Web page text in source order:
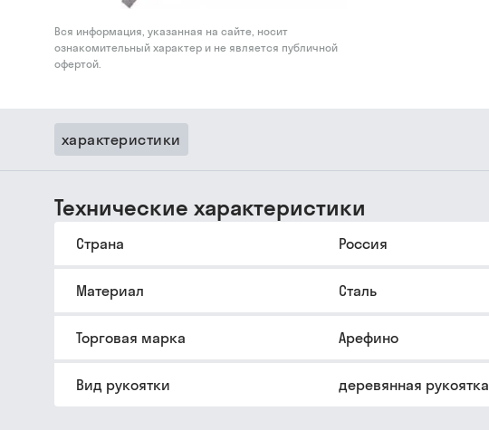
Вся информация, указанная на сайте, носит
ознакомительный характер и не является публичной
офертой.
характеристики
Технические характеристики
Страна Россия
Материал Сталь
Торговая марка Арефино
Вид рукоятки деревянная рукоятка